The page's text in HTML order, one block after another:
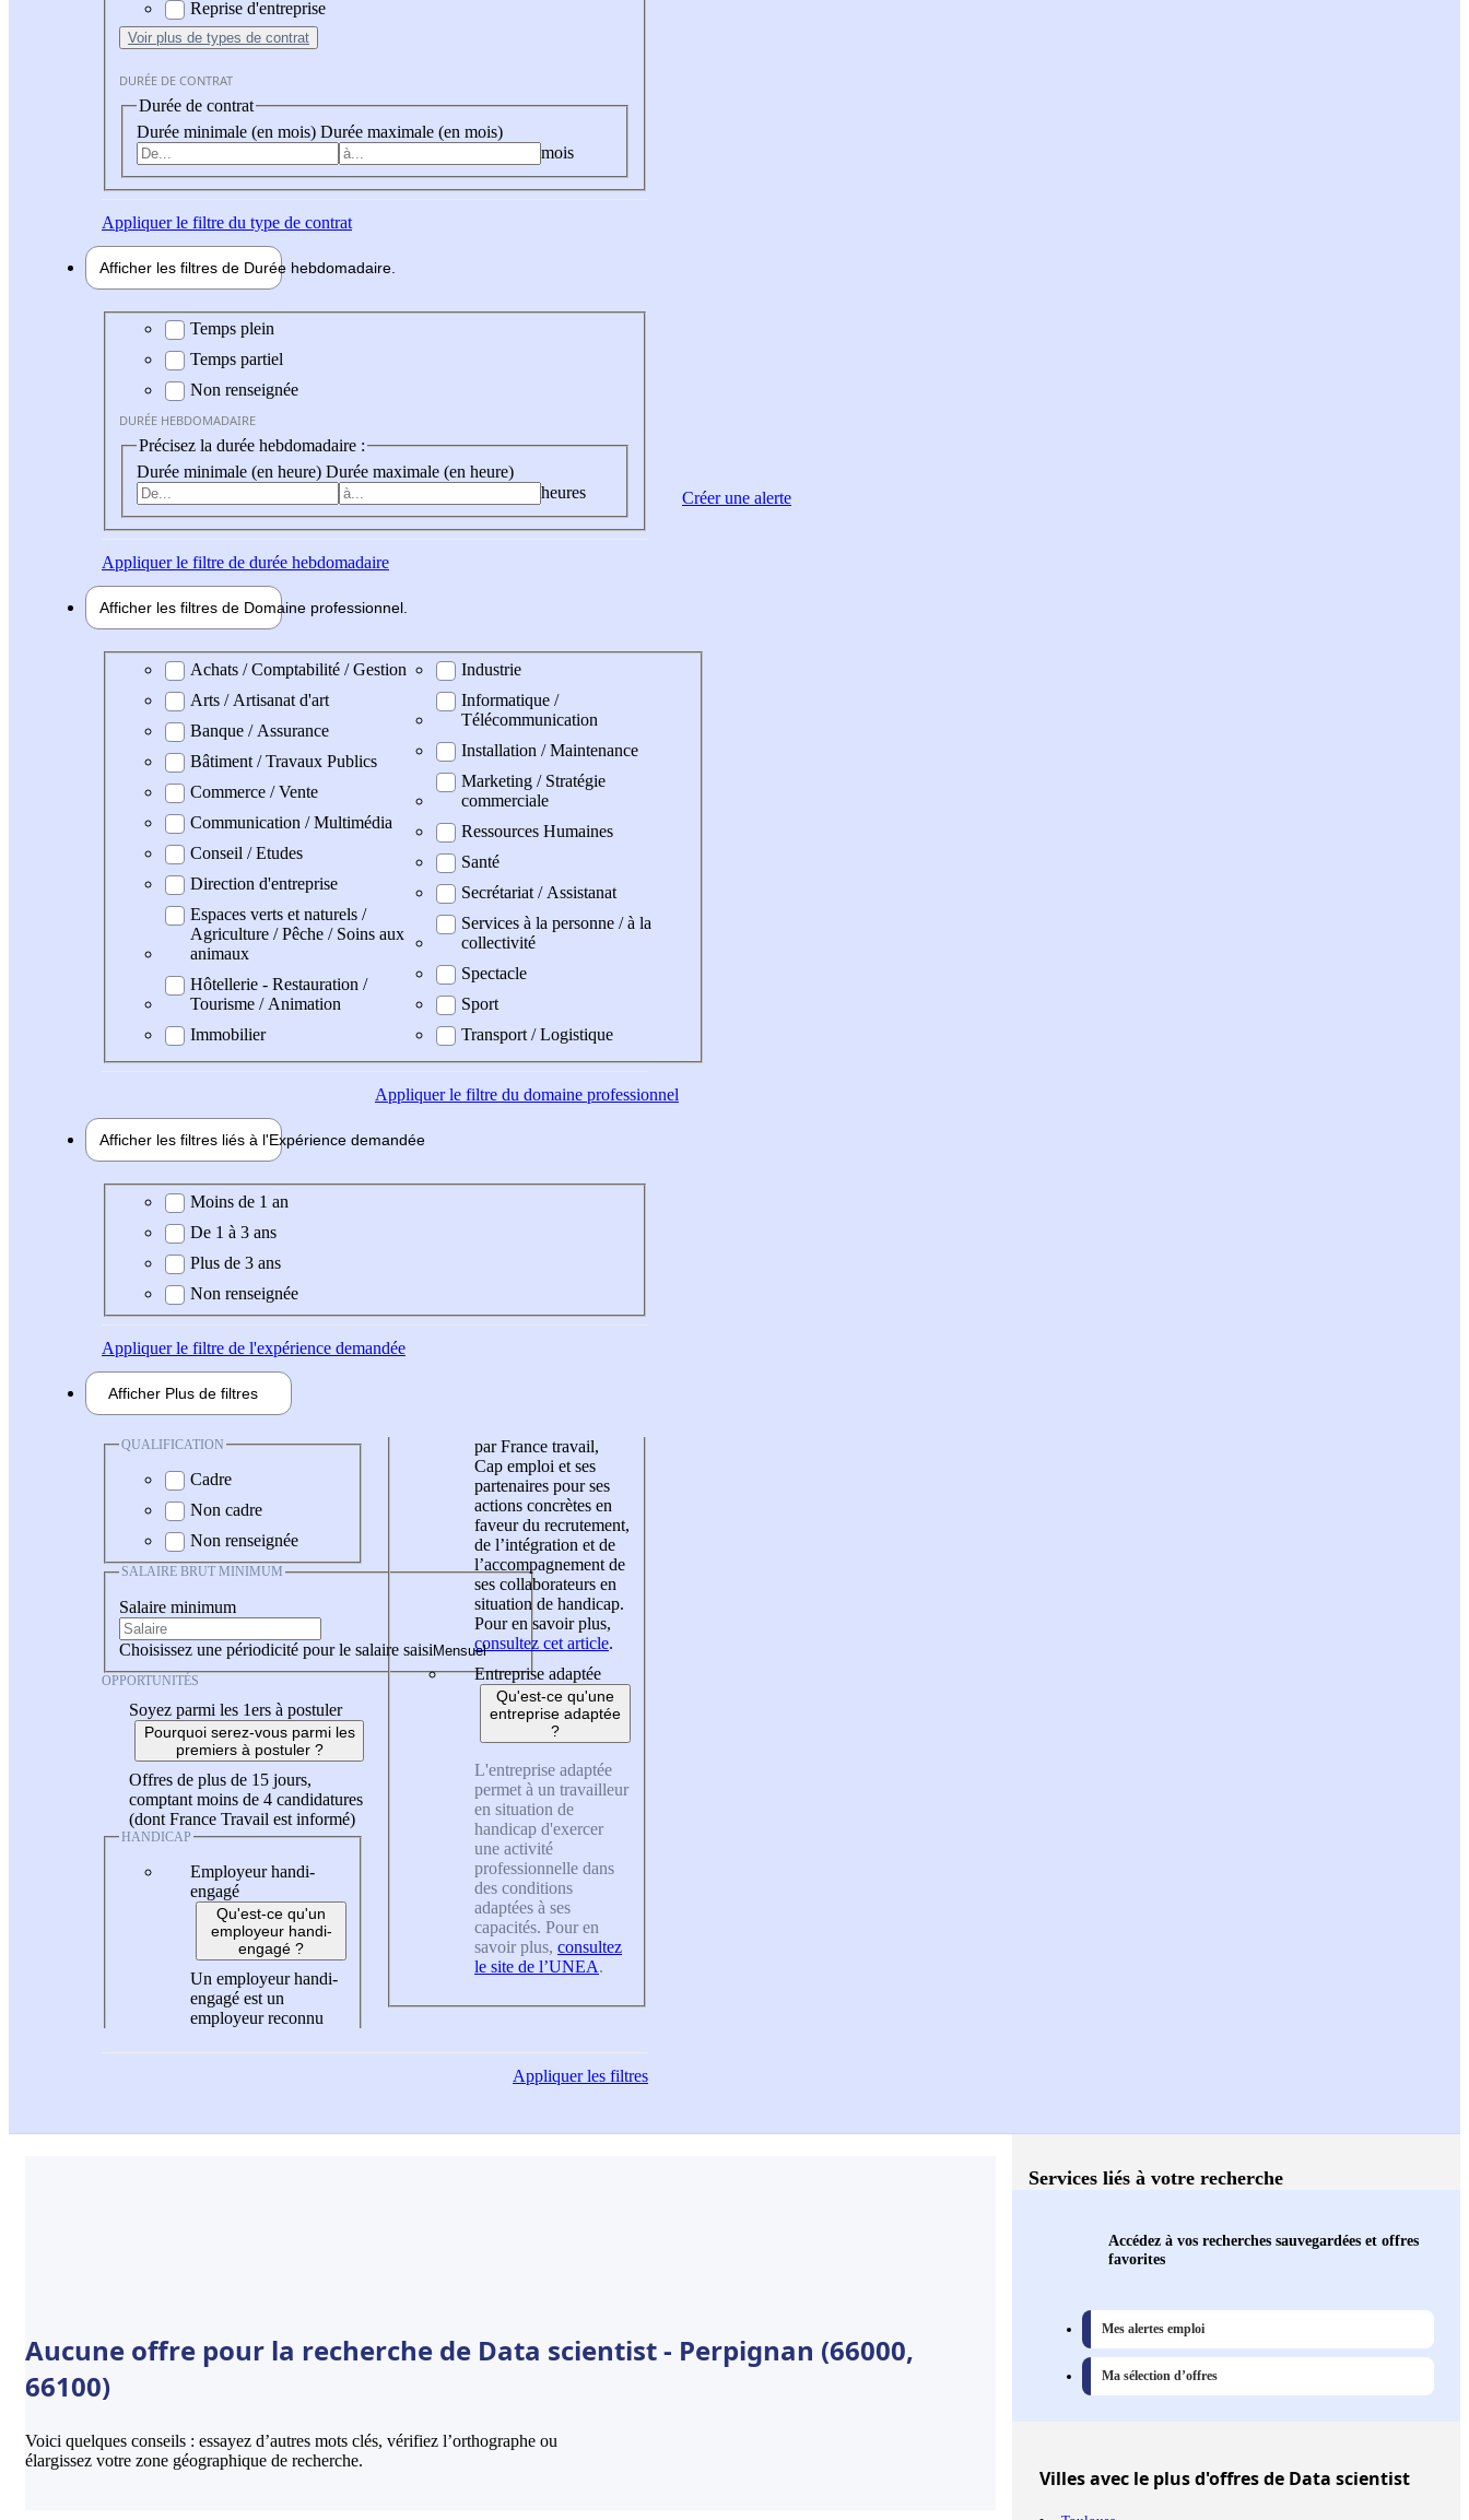
Reprise d'entreprise
Voir plus de types de contrat
DURÉE DE CONTRAT
Durée de contrat
Durée minimale (en mois) Durée maximale (en mois)
mois
Appliquerle filtre du type de contrat
Afficher les filtres de Durée hebdomadaire
Durée hebdomadaire
Temps plein
Temps partiel
Non renseignée
DURÉE HEBDOMADAIRE
Précisez la durée hebdomadaire :
Durée minimale (en heure) Durée maximale (en heure)
heures
Appliquerle filtre de durée hebdomadaire
Afficher les filtres de Domaine professionnel
Domaine professionel
Achats / Comptabilité / Gestion
Arts / Artisanat d'art
Banque / Assurance
Bâtiment / Travaux Publics
Commerce / Vente
Communication / Multimédia
Conseil / Etudes
Direction d'entreprise
Espaces verts et naturels /
Agriculture / Pêche / Soins aux
animaux
Hôtellerie - Restauration /
Tourisme / Animation
Immobilier
Industrie
Informatique /
Télécommunication
Installation / Maintenance
Marketing / Stratégie
commerciale
Ressources Humaines
Santé
Secrétariat / Assistanat
Services à la personne / à la
collectivité
Spectacle
Sport
Transport / Logistique
Appliquerle filtre du domaine professionnel
Afficher les filtres liés à l'Expérience demandée
Expérience demandée
Moins de 1 an
De 1 à 3 ans
Plus de 3 ans
Non renseignée
Appliquerle filtre de l'expérience demandée
Afficher Plus de filtres
QUALIFICATION
Cadre
Non cadre
Non renseignée
SALAIRE BRUT MINIMUM
Salaire minimum
Choisissez une périodicité pour le salaire saisi
OPPORTUNITÉS
Soyez parmi les 1ers à postuler
Pourquoi serez-vous parmi les
premiers à postuler ?
Offres de plus de 15 jours,
comptant moins de 4 candidatures
(dont France Travail est informé)
HANDICAP
Employeur handi-
engagé
Qu'est-ce qu'un
employeur handi-
engagé ?
Un employeur handi-
engagé est un
employeur reconnu
par France travail,
Cap emploi et ses
partenaires pour ses
actions concrètes en
faveur du recrutement,
de l’intégration et de
l’accompagnement de
ses collaborateurs en
situation de handicap.
Pour en savoir plus,
consultez cet article.
Entreprise adaptée
Qu'est-ce qu'une
entreprise adaptée
?
L'entreprise adaptée
permet à un travailleur
en situation de
handicap d'exercer
une activité
professionnelle dans
des conditions
adaptées à ses
capacités. Pour en
savoir plus, consultez
le site de l’UNEA.
Appliquerles filtres
Créer une alerte
Aucune offre pour la recherche de Data scientist - Perpignan (66000,
66100)
Voici quelques conseils : essayez d’autres mots clés, vérifiez l’orthographe ou
élargissez votre zone géographique de recherche.
Services liés à votre recherche
Accédez à vos recherches sauvegardées et offres
favorites
Mes alertes emploi
Ma sélection d’offres
Villesavec le plus d'offres de Data scientist